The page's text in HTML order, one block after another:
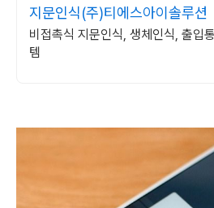
지문인식(주)티에스아이솔루션
비접촉식 지문인식, 생체인식, 출입
템